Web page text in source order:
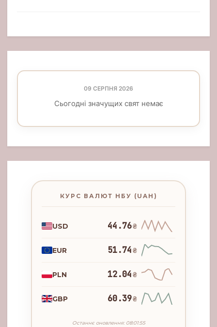
09 СЕРПНЯ 2026
Сьогодні значущих свят немає
КУРС ВАЛЮТ НБУ (UAH)
USD 44.76₴
EUR 51.74₴
PLN 12.04₴
GBP 60.39₴
Останнє оновлення: 08:01:55